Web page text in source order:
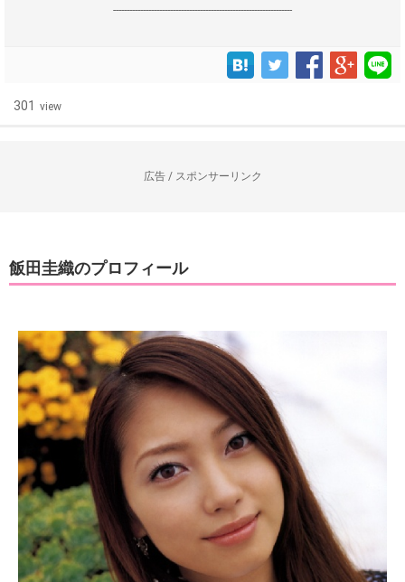
------------------------------------------------------------------
301 view
広告 / スポンサーリンク
飯田圭織のプロフィール